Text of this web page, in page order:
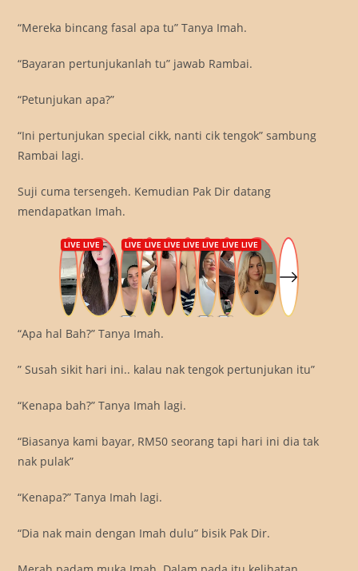
“Mereka bincang fasal apa tu” Tanya Imah.
“Bayaran pertunjukanlah tu” jawab Rambai.
“Petunjukan apa?”
“Ini pertunjukan special cikk, nanti cik tengok” sambung
Rambai lagi.
Suji cuma tersengeh. Kemudian Pak Dir datang
mendapatkan Imah.
“Apa hal Bah?” Tanya Imah.
” Susah sikit hari ini.. kalau nak tengok pertunjukan itu”
“Kenapa bah?” Tanya Imah lagi.
“Biasanya kami bayar, RM50 seorang tapi hari ini dia tak
nak pulak”
“Kenapa?” Tanya Imah lagi.
“Dia nak main dengan Imah dulu” bisik Pak Dir.